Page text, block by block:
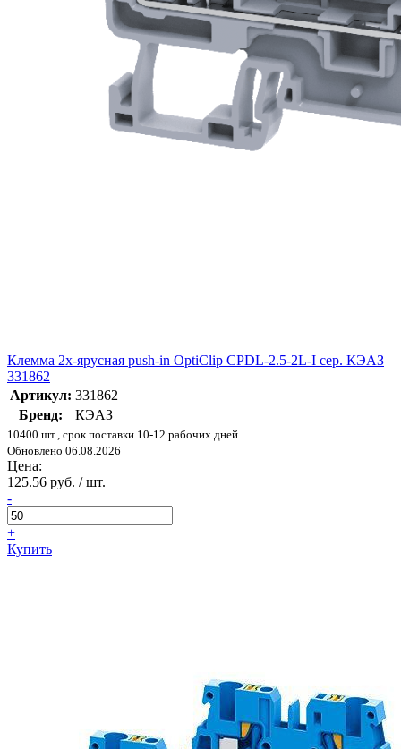
Клемма 2х-ярусная push-in OptiClip CPDL-2.5-2L-I сер. КЭАЗ
331862
Артикул: 331862
Бренд:
КЭАЗ
10400 шт., срок поставки 10-12 рабочих дней
Обновлено 06.08.2026
Цена:
125.56 руб. / шт.
-
+
Купить